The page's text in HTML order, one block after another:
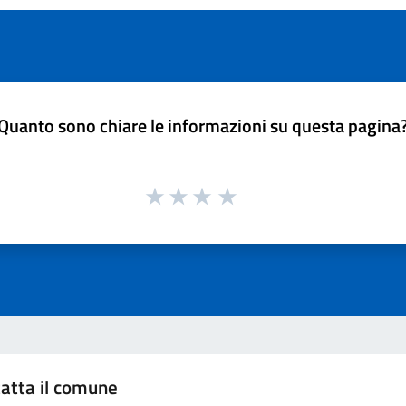
sono chiare le informazioni su questa
il comune